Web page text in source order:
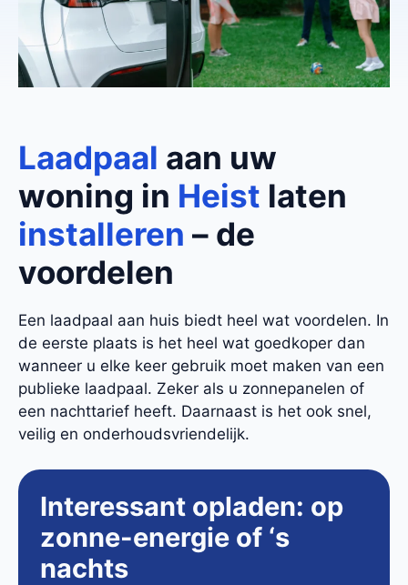
Laadpaal aan uw
woning in Heist laten
installeren – de
voordelen
Een laadpaal aan huis biedt heel wat voordelen. In
de eerste plaats is het heel wat goedkoper dan
wanneer u elke keer gebruik moet maken van een
publieke laadpaal. Zeker als u zonnepanelen of
een nachttarief heeft. Daarnaast is het ook snel,
veilig en onderhoudsvriendelijk.
Interessant opladen: op
zonne-energie of ‘s
nachts